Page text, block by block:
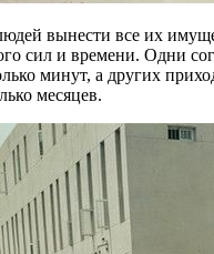
вынести все их
сил и времени. Одни
минут, а других
месяцев.